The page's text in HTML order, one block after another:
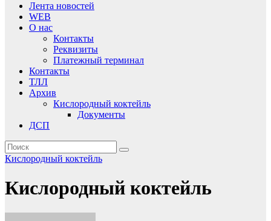
Лента новостей
WEB
О нас
Контакты
Реквизиты
Платежный терминал
Контакты
ТЛЛ
Архив
Кислородный коктейль
Документы
ДСП
Кислородный коктейль
Кислородный коктейль